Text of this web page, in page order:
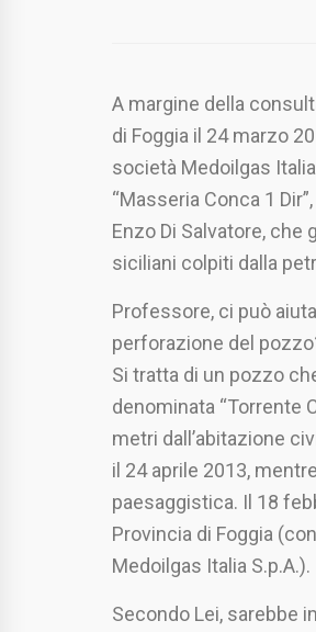
A margine della
di Foggia il 24 marzo
società Medoilgas
“Masseria Conca 1
Enzo Di Salvatore,
siciliani colpiti dalla
Professore, ci può
perforazione del
Si tratta di un pozzo
denominata “Torrente
metri dall’abitazione
il 24 aprile 2013,
paesaggistica. Il 18
Provincia di Foggia
Medoilgas Italia S.p.A.).
Secondo Lei, sarebbe